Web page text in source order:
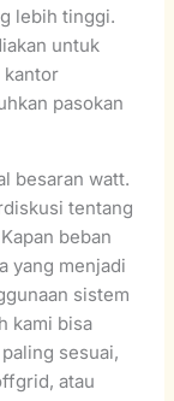
lebih tinggi.
untuk
kantor
pasokan
besaran watt.
tentang
beban
yang menjadi
sistem
kami bisa
sesuai,
atau